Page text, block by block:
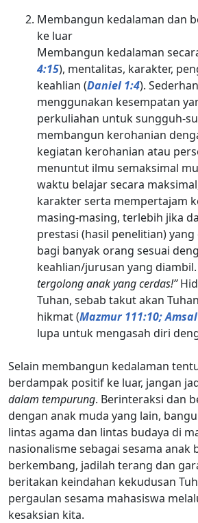
Membangun kedalaman dan
ke luar
Membangun kedalaman
4:15), mentalitas, karakter,
keahlian (Daniel 1:4).
menggunakan kesempatan
perkuliahan untuk sungguh-
membangun kerohanian
kegiatan kerohanian atau
menuntut ilmu semaksimal
waktu belajar secara
karakter serta mempertajam
masing-masing, terlebih jika
prestasi (hasil penelitian)
bagi banyak orang sesuai
keahlian/jurusan yang diambil.
tergolong anak yang cerdas!”
Tuhan, sebab takut akan
hikmat (Mazmur 111:10;
lupa untuk mengasah diri
Selain membangun kedalaman
berdampak positif ke luar, jangan
dalam tempurung. Berinteraksi dan
dengan anak muda yang lain,
lintas agama dan lintas budaya di
nasionalisme sebagai sesama anak
berkembang, jadilah terang dan
beritakan keindahan kekudusan
pergaulan sesama mahasiswa
kesaksian kita.